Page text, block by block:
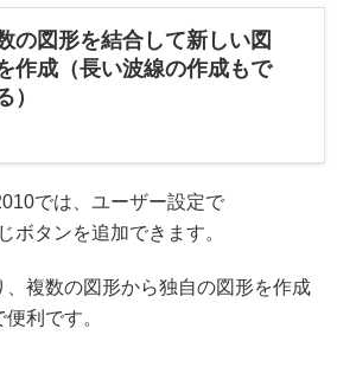
の図形を結合して新しい図
作成（長い波線の作成もで
）
では、ユーザー設定で
ボタンを追加できます。
、複数の図形から独自の図形を作成
利です。